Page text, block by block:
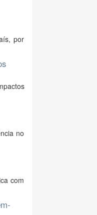
por
no
com